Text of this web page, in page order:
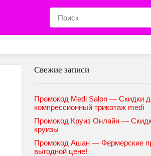
Свежие записи
Промокод Medi Salon — Скидки
компрессионный трикотаж medi
Промокод Круиз Онлайн —
круизы
Промокод Ашан — Фермерские
выгодной цене!